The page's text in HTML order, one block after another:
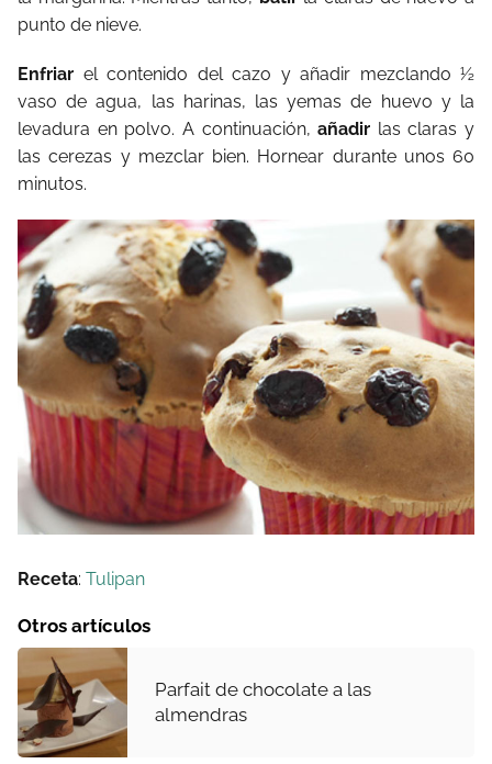
punto de nieve.
Enfriar el contenido del cazo y añadir mezclando ½
vaso de agua, las harinas, las yemas de huevo y la
levadura en polvo. A continuación,añadir las claras y
las cerezas y mezclar bien. Hornear durante unos 60
minutos.
Receta: Tulipan
Otros artículos
Parfait de chocolate a las
almendras